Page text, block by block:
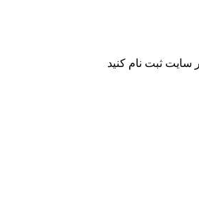
ثبت نام کنید